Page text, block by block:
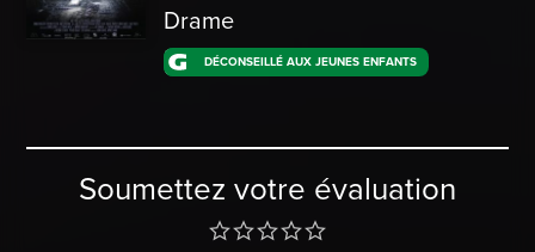
Drame
DÉCONSEILLÉ AUX JEUNES ENFANTS
Soumettez votre évaluation